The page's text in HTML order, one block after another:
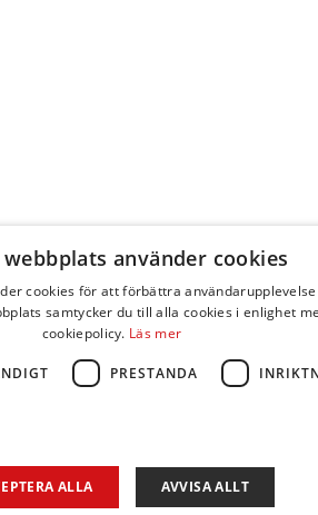
webbplats använder cookies
cookies för att förbättra
samtycker du till alla cookies i enlighet
cookiepolicy. Läs mer
PRESTANDA
ALLA AVVISA ALLT